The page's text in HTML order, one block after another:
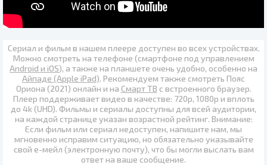
Сериал и фильм в нашем плеере доступен во всех устройствах.
Можно смотреть на телефоне (смартфоне под управлением
Android и iOS), а также на планшете очень удобно, особенно на
Айпаде (Apple iPad). Рекомендуем также смотреть Пояс
Ориона (2021) онлайн и на Смарт ТВ с встроенного браузер.
Плеер поддерживает видео в качестве: 720p, 1080p и вплоть
до 4k (UHD). Фильмы и сериалы доступны для всей аудитории,
на каждой странице указан возрастной рейтинг. Внимание:
Если фильм или сериал недоступен, напишите нам, мы
мгновенно исправим ситуацию, но обязательно указывайте
свой е-мейл (электронную почту), что бы могли выслать вам
ответ на ваше сообщение.